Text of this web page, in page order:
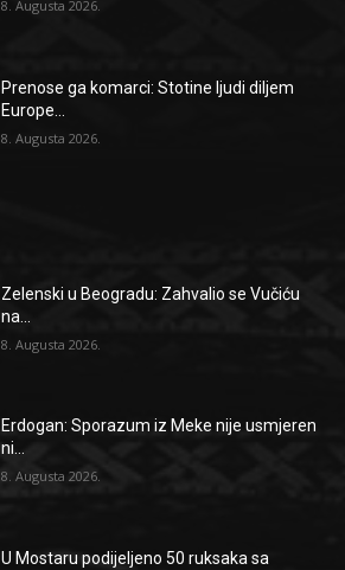
8. Augusta 2026.
Prenose ga komarci: Stotine ljudi diljem
Europe...
8. Augusta 2026.
Zelenski u Beogradu: Zahvalio se Vučiću
na...
8. Augusta 2026.
Erdogan: Sporazum iz Meke nije usmjeren
ni...
8. Augusta 2026.
U Mostaru podijeljeno 50 ruksaka sa